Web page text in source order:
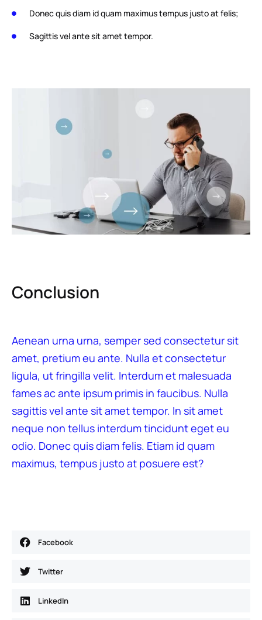
Donec quis diam id quam maximus tempus justo at felis;
Sagittis vel ante sit amet tempor.
Conclusion
Aenean urna urna, semper sed consectetur sit
amet, pretium eu ante. Nulla et consectetur
ligula, ut fringilla velit. Interdum et malesuada
fames ac ante ipsum primis in faucibus. Nulla
sagittis vel ante sit amet tempor. In sit amet
neque non tellus interdum tincidunt eget eu
odio. Donec quis diam felis. Etiam id quam
maximus, tempus justo at posuere est?
Facebook
Twitter
LinkedIn